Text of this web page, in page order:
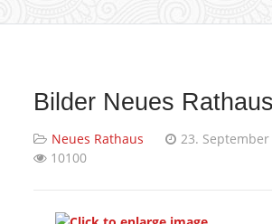
Bilder Neues
Neues Rathaus
23. September
10100